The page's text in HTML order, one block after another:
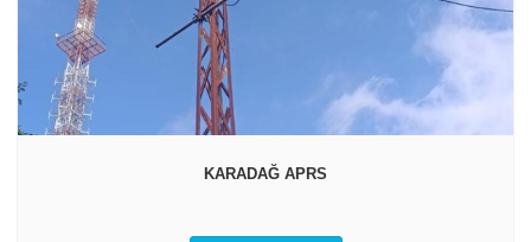
KARADAĞ APRS